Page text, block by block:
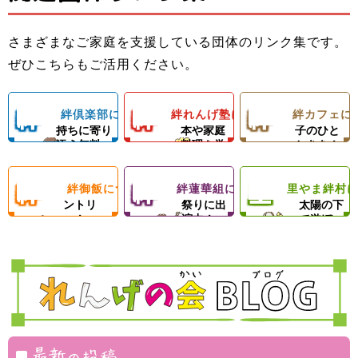
さまざまなご家庭を支援している団体のリンク集です。
ぜひこちらもご活用ください。
絆
倶
楽
子どもの気
持ちに寄り
添う無料
子どもたちと親
＆子どもたちの
成長を支える無
絆倶楽部について
絆
れ
ん
塾
料理の基
本や家庭
料理を学
でお母さんのお
ようになろう！
体験型子ども食
絆れんげ塾について
絆
カ
フ
楽しい親
子のひと
ときを！
フェランチ（軽
絆カフェに
絆
飯
フードパ
ントリ
ー！
ひとり親家庭、
っぱいの手作り
ご飯＆食材配布
絆御飯について絆
華
組
地域のお
祭りに出
演中！
子ども食堂＆プ
ロの先生による
ダンスレッス
と食材配布でお
母さんをサポー
絆蓮華組について
里
ま
絆
思いきり
太陽の下
で遊ぼ
動を通じて子ど
もたちの心の成
里やま絆村